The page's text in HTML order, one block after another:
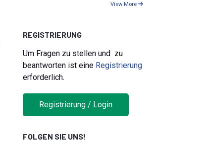
View More
REGISTRIERUNG
Um Fragen zu stellen und zu
beantworten ist eine Registrierung
erforderlich.
Registrierung / Login
FOLGEN SIE UNS!